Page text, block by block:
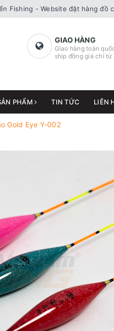
Fishing - Website đặt hàng đồ
GIAO HÀNG
Giao hàng toàn
ship đồng giá chỉ
PHẨM TIN TỨC LIÊN
Gold Eye Y-002